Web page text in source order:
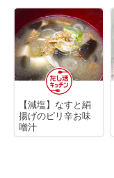
【減塩】なすと絹
揚げのピリ辛お味
噌汁